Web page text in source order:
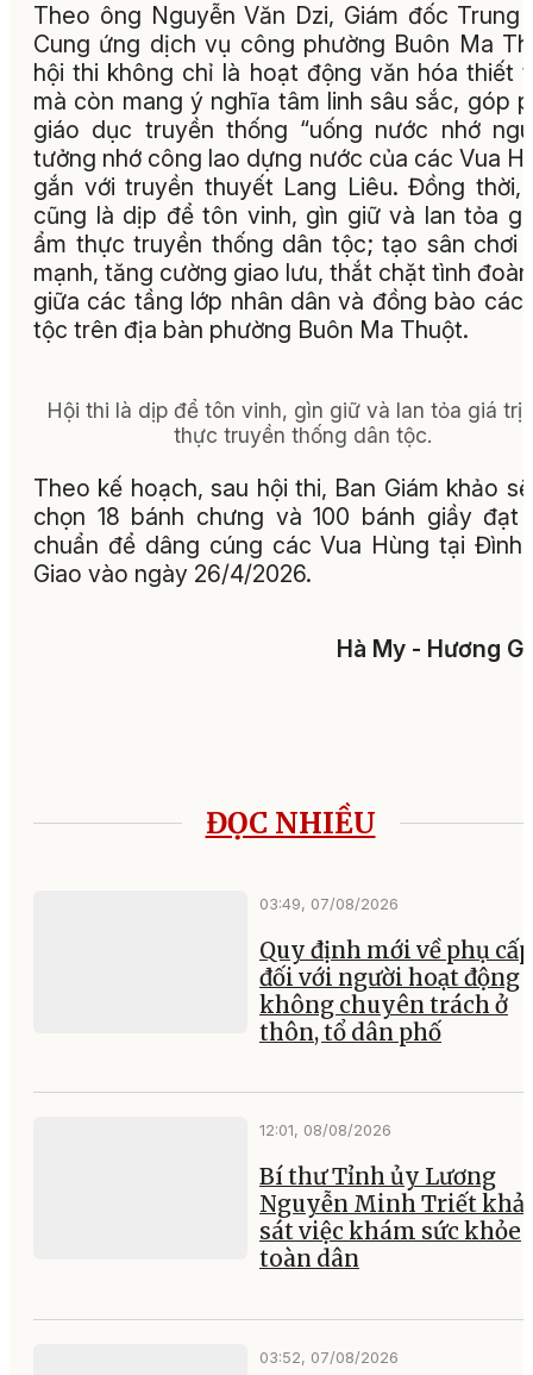
Theo ông Nguyễn Văn Dzi, Giám đốc Trung
Cung ứng dịch vụ công phường Buôn Ma
hội thi không chỉ là hoạt động văn hóa thiết
mà còn mang ý nghĩa tâm linh sâu sắc, góp
giáo dục truyền thống “uống nước nhớ
tưởng nhớ công lao dựng nước của các Vua
gắn với truyền thuyết Lang Liêu. Đồng thời,
cũng là dịp để tôn vinh, gìn giữ và lan tỏa
ẩm thực truyền thống dân tộc; tạo sân chơi
mạnh, tăng cường giao lưu, thắt chặt tình
giữa các tầng lớp nhân dân và đồng bào các
tộc trên địa bàn phường Buôn Ma Thuột.
Hội thi là dịp để tôn vinh, gìn giữ và lan tỏa giá trị
thực truyền thống dân tộc.
Theo kế hoạch, sau hội thi, Ban Giám khảo
chọn 18 bánh chưng và 100 bánh giầy đạt
chuẩn để dâng cúng các Vua Hùng tại Đình
Giao vào ngày 26/4/2026.
Hà My - Hương
ĐỌC NHIỀU
03:49, 07/08/2026
Quy định mới về phụ cấp
đối với người hoạt động
không chuyên trách ở
thôn, tổ dân phố
12:01, 08/08/2026
Bí thư Tỉnh ủy Lương
Nguyễn Minh Triết
sát việc khám sức khỏe
toàn dân
03:52, 07/08/2026